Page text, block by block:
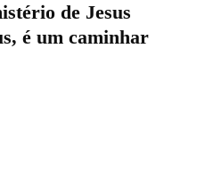
de Jesus
é um caminhar